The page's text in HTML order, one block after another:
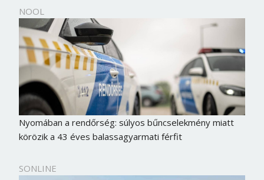
NOOL
Nyomában a rendőrség: súlyos bűncselekmény miatt
körözik a 43 éves balassagyarmati férfit
SONLINE